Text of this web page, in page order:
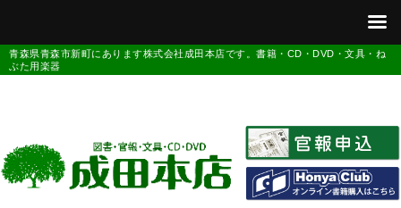
青森県青森市新町にあります株式会社成田本店です。書籍・CD・DVD・文具・ね
ぶた用楽器